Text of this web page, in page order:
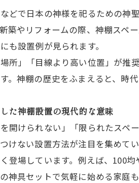
どで日本の神様を祀るための神
築やリフォームの際、神棚スペ
も設置例が見られます。
所」「目線より高い位置」が推
。神棚の歴史をふまえると、時
た神棚設置の現代的な意味
開けられない」「限られたスペ
けない設置方法が注目を集めて
登場しています。例えば、100
神具セットで気軽に始める家庭も